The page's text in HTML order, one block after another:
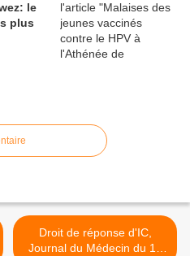
le
plus
Droit de réponse d'IC,
Journal du Médecin du 19